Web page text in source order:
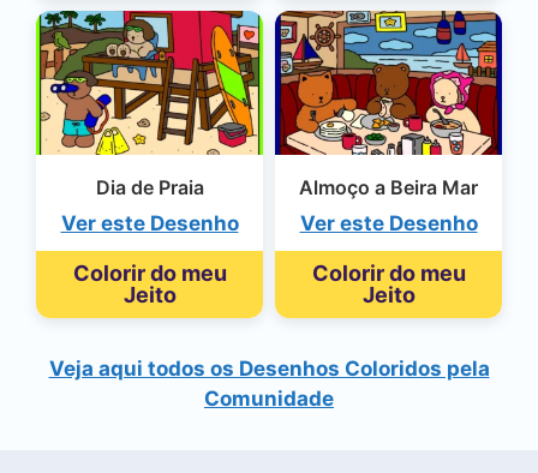
Dia de Praia
Ver este Desenho
Colorir do meu
Jeito
Almoço a Beira Mar
Ver este Desenho
Colorir do meu
Jeito
Veja aqui todos os Desenhos Coloridos pela
Comunidade